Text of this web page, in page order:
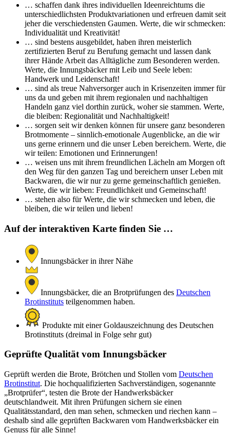
… schaffen dank ihres individuellen Ideenreichtums die
unterschiedlichsten Produktvariationen und erfreuen damit seit
jeher die verschiedensten Gaumen. Werte, die wir schmecken:
Individualität und Kreativität!
… sind bestens ausgebildet, haben ihren meisterlich
zertifizierten Beruf zu Berufung gemacht und lassen dank
ihrer Hände Arbeit das Alltägliche zum Besonderen werden.
Werte, die Innungsbäcker mit Leib und Seele leben:
Handwerk und Leidenschaft!
… sind als treue Nahversorger auch in Krisenzeiten immer für
uns da und geben mit ihrem regionalen und nachhaltigen
Handeln ganz viel dorthin zurück, woher sie stammen. Werte,
die bleiben: Regionalität und Nachhaltigkeit!
… sorgen seit wir denken können für unsere ganz besonderen
Brotmomente – sinnlich-emotionale Augenblicke, an die wir
uns gerne erinnern und die unser Leben bereichern. Werte, die
wir teilen: Emotionen und Erinnerungen!
… weisen uns mit ihrem freundlichen Lächeln am Morgen oft
den Weg für den ganzen Tag und bereichern unser Leben mit
Backwaren, die wir nur zu gerne gemeinschaftlich genießen.
Werte, die wir lieben: Freundlichkeit und Gemeinschaft!
… stehen also für Werte, die wir schmecken und leben, die
bleiben, die wir teilen und lieben!
Auf der interaktiven Karte finden Sie …
Innungsbäcker in ihrer Nähe
Innungsbäcker, die an Brotprüfungen des Deutschen
Brotinstituts teilgenommen haben.
Produkte mit einer Goldauszeichnung des Deutschen
Brotinstituts (dreimal in Folge sehr gut)
Geprüfte Qualität vom Innungsbäcker
Geprüft werden die Brote, Brötchen und Stollen vom Deutschen
Brotinstitut. Die hochqualifizierten Sachverständigen, sogenannte
„Brotprüfer“, testen die Brote der Handwerksbäcker
deutschlandweit. Mit ihren Prüfungen sichern sie einen
Qualitätsstandard, den man sehen, schmecken und riechen kann –
deshalb sind alle geprüften Backwaren vom Handwerksbäcker ein
Genuss für alle Sinne!